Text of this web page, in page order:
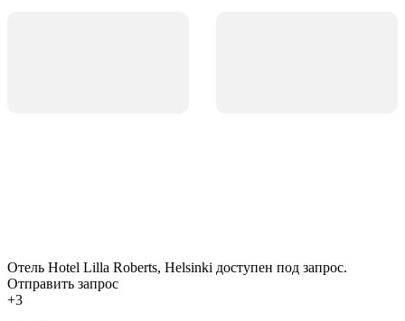
Отель Hotel Lilla Roberts, Helsinki доступен под запрос.
Отправить запрос
+3